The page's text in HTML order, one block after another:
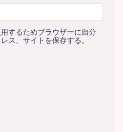
するためブラウザーに自分
ス、サイトを保存する。